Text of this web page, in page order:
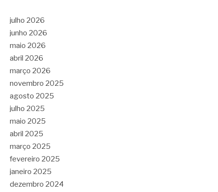
julho 2026
junho 2026
maio 2026
abril 2026
março 2026
novembro 2025
agosto 2025
julho 2025
maio 2025
abril 2025
março 2025
fevereiro 2025
janeiro 2025
dezembro 2024